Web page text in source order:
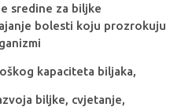
sredine za biljke
bolesti koju prozrokuju
kapaciteta biljaka,
biljke, cvjetanje,